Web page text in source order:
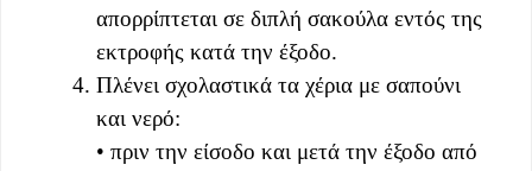
απορρίπτεται σε διπλή σακούλα εντός της
εκτροφής κατά την έξοδο.
Πλένει σχολαστικά τα χέρια με σαπούνι
και νερό:
• πριν την είσοδο και μετά την έξοδο από